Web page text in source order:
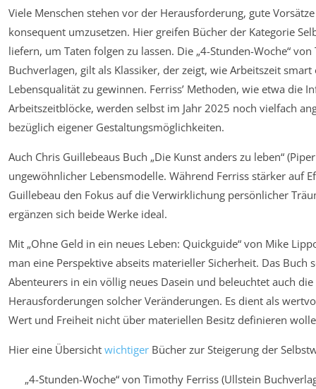
Viele Menschen stehen vor der Herausforderung, gute
konsequent umzusetzen. Hier greifen Bücher der Kategorie
liefern, um Taten folgen zu lassen. Die „4-Stunden-Woche“
Buchverlagen, gilt als Klassiker, der zeigt, wie Arbeitszeit
Lebensqualität zu gewinnen. Ferriss’ Methoden, wie etwa die
Arbeitszeitblöcke, werden selbst im Jahr 2025 noch vielfach
bezüglich eigener Gestaltungsmöglichkeiten.
Auch Chris Guillebeaus Buch „Die Kunst anders zu leben“
ungewöhnlicher Lebensmodelle. Während Ferriss stärker auf
Guillebeau den Fokus auf die Verwirklichung persönlicher
ergänzen sich beide Werke ideal.
Mit „Ohne Geld in ein neues Leben: Quickguide“ von Mike
man eine Perspektive abseits materieller Sicherheit. Das Buch
Abenteurers in ein völlig neues Dasein und beleuchtet auch
Herausforderungen solcher Veränderungen. Es dient als
Wert und Freiheit nicht über materiellen Besitz definieren
Hier eine Übersicht wichtiger Bücher zur Steigerung der
„4-Stunden-Woche“ von Timothy Ferriss (Ullstein